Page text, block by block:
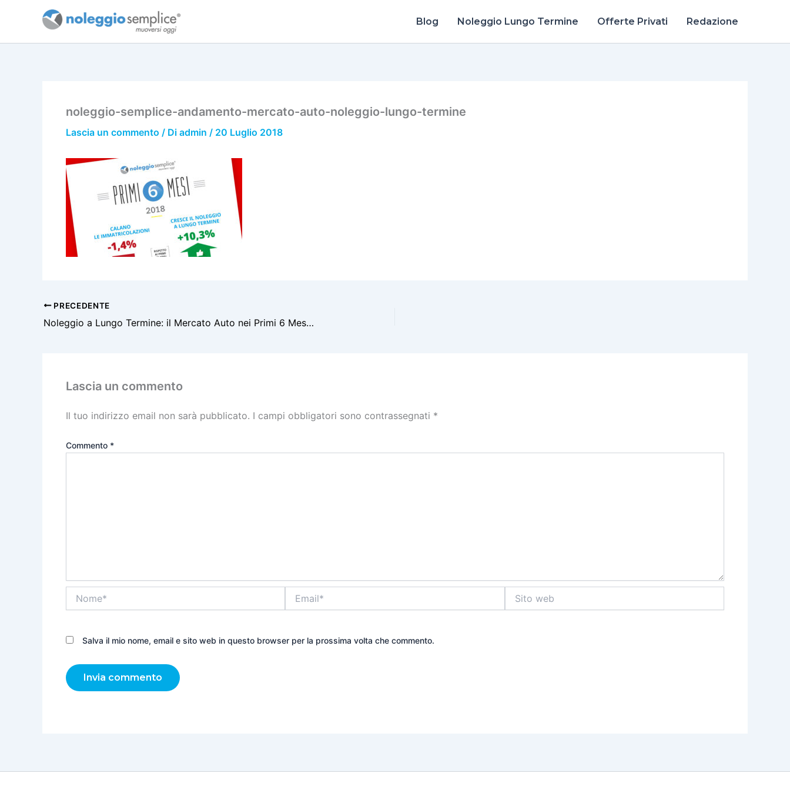
Blog Noleggio Lungo Termine Offerte Privati Redazione
noleggio-semplice-andamento-mercato-auto-noleggio-lungo-termine
Lascia un commento / Di admin / 20 Luglio 2018
PRECEDENTE
Noleggio a Lungo Termine: il Mercato Auto nei Primi 6 Mesi del 2018 [INFOGRAFICA]
Lascia un commento
Il tuo indirizzo email non sarà pubblicato. I campi obbligatori sono contrassegnati *
Commento *
web
Salva il mio nome, email e sito web in questo browser per la prossima volta che commento.